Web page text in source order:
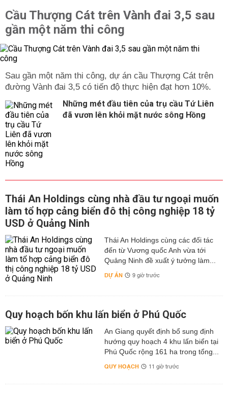
Cầu Thượng Cát trên Vành đai 3,5 sau
gần một năm thi công
Sau gần một năm thi công, dự án cầu Thượng Cát trên
đường Vành đai 3,5 có tiến độ thực hiện đạt hơn 10%.
Những mét đầu tiên của trụ cầu Tứ Liên
đã vươn lên khỏi mặt nước sông Hồng
Thái An Holdings cùng nhà đầu tư ngoại muốn
làm tổ hợp cảng biển đô thị công nghiệp 18 tỷ
USD ở Quảng Ninh
Thái An Holdings cùng các đối tác
đến từ Vương quốc Anh vừa tới
Quảng Ninh đề xuất ý tưởng làm...
DỰ ÁN 9 giờ trước
Quy hoạch bốn khu lấn biển ở Phú Quốc
An Giang quyết định bổ sung định
hướng quy hoạch 4 khu lấn biển tại
Phú Quốc rộng 161 ha trong tổng...
QUY HOẠCH 11 giờ trước